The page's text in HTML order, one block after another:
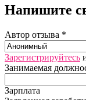
Напишите
Автор отзыва *
Зарегистрируйтесь
Занимаемая
Зарплата